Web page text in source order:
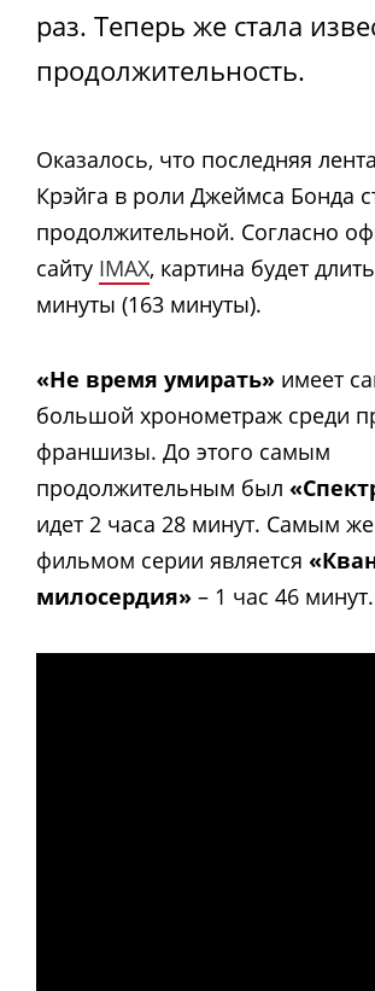
раз. Теперь же стала
продолжительность.
Оказалось, что последняя
Крэйга в роли Джеймса Бонда
продолжительной. Согласно
сайту IMAX, картина будет
минуты (163 минуты).
«Не время умирать» имеет
большой хронометраж среди
франшизы. До этого самым
продолжительным был
идет 2 часа 28 минут. Самым
фильмом серии является
милосердия» – 1 час 46 минут.